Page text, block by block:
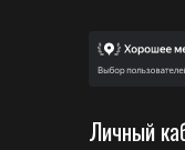
Личный